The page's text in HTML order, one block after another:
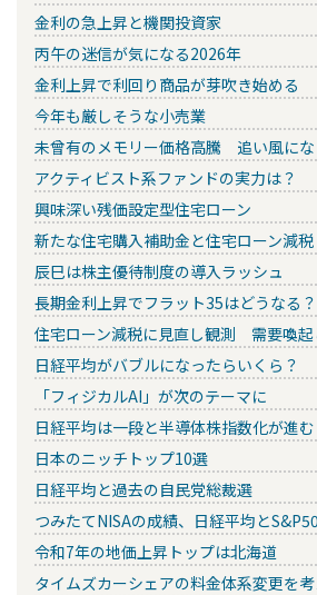
金利の急上昇と機関投資家
丙午の迷信が気になる2026年
金利上昇で利回り商品が芽吹き始める
今年も厳しそうな小売業
未曾有のメモリー価格高騰 追い風にな
アクティビスト系ファンドの実力は？
興味深い残価設定型住宅ローン
新たな住宅購入補助金と住宅ローン減税
辰巳は株主優待制度の導入ラッシュ
長期金利上昇でフラット35はどうなる？
住宅ローン減税に見直し観測 需要喚起
日経平均がバブルになったらいくら？
「フィジカルAI」が次のテーマに
日経平均は一段と半導体株指数化が進む
日本のニッチトップ10選
日経平均と過去の自民党総裁選
つみたてNISAの成績、日経平均と
令和7年の地価上昇トップは北海道
タイムズカーシェアの料金体系変更を考